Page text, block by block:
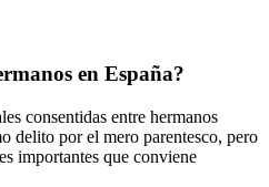
en España?
consentidas entre hermanos
delito por el mero parentesco, pero
importantes que conviene